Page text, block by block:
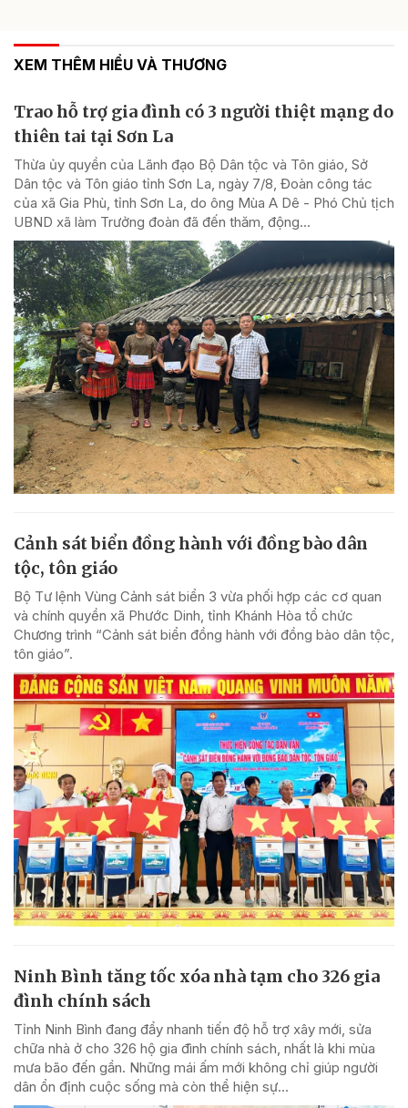
XEM THÊM HIỂU VÀ THƯƠNG
Trao hỗ trợ gia đình có 3 người thiệt mạng do
thiên tai tại Sơn La
Thừa ủy quyền của Lãnh đạo Bộ Dân tộc và Tôn giáo, Sở
Dân tộc và Tôn giáo tỉnh Sơn La, ngày 7/8, Đoàn công tác
của xã Gia Phù, tỉnh Sơn La, do ông Mùa A Dê - Phó Chủ tịch
UBND xã làm Trưởng đoàn đã đến thăm, động...
Cảnh sát biển đồng hành với đồng bào dân
tộc, tôn giáo
Bộ Tư lệnh Vùng Cảnh sát biển 3 vừa phối hợp các cơ quan
và chính quyền xã Phước Dinh, tỉnh Khánh Hòa tổ chức
Chương trình “Cảnh sát biển đồng hành với đồng bào dân tộc,
tôn giáo”.
Ninh Bình tăng tốc xóa nhà tạm cho 326 gia
đình chính sách
Tỉnh Ninh Bình đang đẩy nhanh tiến độ hỗ trợ xây mới, sửa
chữa nhà ở cho 326 hộ gia đình chính sách, nhất là khi mùa
mưa bão đến gần. Những mái ấm mới không chỉ giúp người
dân ổn định cuộc sống mà còn thể hiện sự...